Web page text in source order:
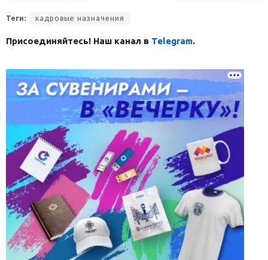
Теги: кадровые назначения
Присоединяйтесь! Наш канал в Telegram.